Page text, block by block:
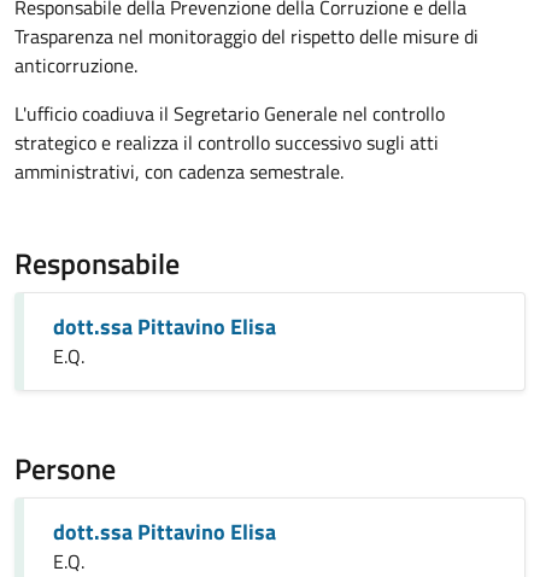
Responsabile della Prevenzione della Corruzione e della
Trasparenza nel monitoraggio del rispetto delle misure di
anticorruzione.
L'ufficio coadiuva il Segretario Generale nel controllo
strategico e realizza il controllo successivo sugli atti
amministrativi, con cadenza semestrale.
Responsabile
dott.ssa Pittavino Elisa
E.Q.
Persone
dott.ssa Pittavino Elisa
E.Q.